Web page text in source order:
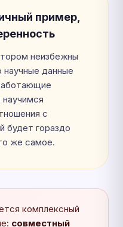
пример,
неизбежны
данные
с
будет гораздо
же самое.
комплексный
совместный